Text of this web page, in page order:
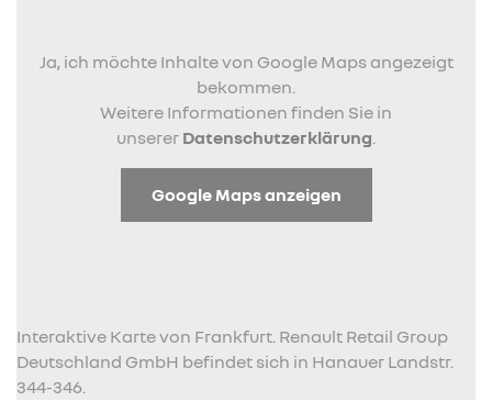
Ja, ich möchte Inhalte von Google Maps angezeigt
bekommen.
Weitere Informationen finden Sie in
unserer Datenschutzerklärung
Google Maps anzeigen
Interaktive Karte von Frankfurt. Renault Retail Group
Deutschland GmbH befindet sich in Hanauer Landstr.
344-346.